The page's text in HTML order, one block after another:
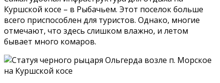
Куршской косе – в Рыбачьем. Этот поселок больше
всего приспособлен для туристов. Однако, многие
отмечают, что здесь слишком влажно, и летом
бывает много комаров.